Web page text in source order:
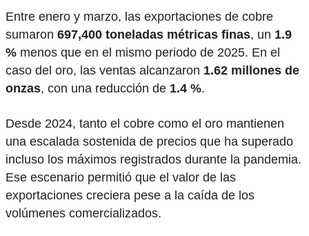
Entre enero y marzo, las exportaciones de cobre
sumaron 697,400 toneladas métricas finas, un 1.9
% menos que en el mismo periodo de 2025. En el
caso del oro, las ventas alcanzaron 1.62 millones de
onzas, con una reducción de 1.4 %.
Desde 2024, tanto el cobre como el oro mantienen
una escalada sostenida de precios que ha superado
incluso los máximos registrados durante la pandemia.
Ese escenario permitió que el valor de las
exportaciones creciera pese a la caída de los
volúmenes comercializados.